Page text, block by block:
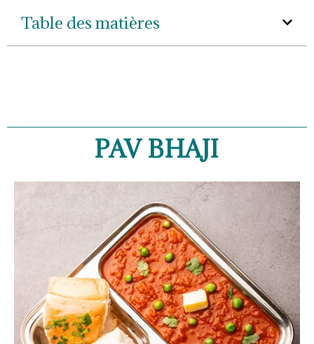
Table des matières
PAV BHAJI